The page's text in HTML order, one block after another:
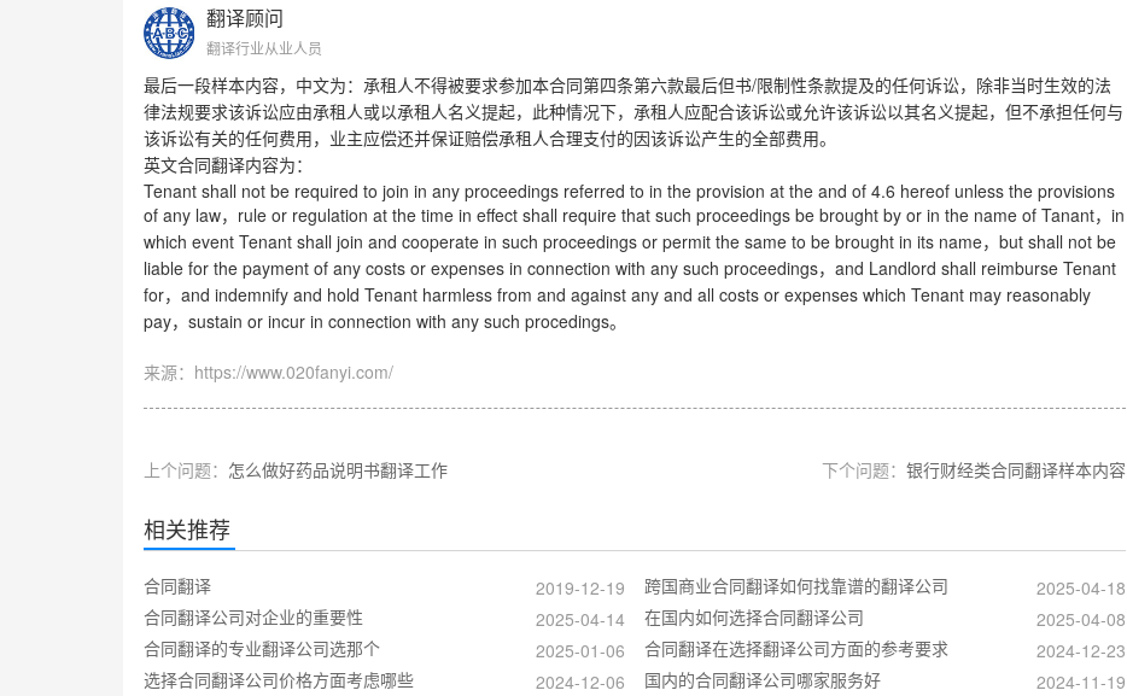
翻译顾问
翻译行业从业人员
最后一段样本内容，中文为：承租人不得被要求参加本合同第四条第六款最后但书/限制性条款提及的任何诉讼，除非当时生效的法
律法规要求该诉讼应由承租人或以承租人名义提起，此种情况下，承租人应配合该诉讼或允许该诉讼以其名义提起，但不承担任何与
该诉讼有关的任何费用，业主应偿还并保证赔偿承租人合理支付的因该诉讼产生的全部费用。
英文合同翻译内容为：
Tenant shall not be required to join in any proceedings referred to in the provision at the and of 4.6 hereof unless the provisions
of any law， rule or regulation at the time in effect shall require that such proceedings be brought by or in the name of Tanant， in
which event Tenant shall join and cooperate in such proceedings or permit the same to be brought in its name， but shall not be
liable for the payment of any costs or expenses in connection with any such proceedings， and Landlord shall reimburse Tenant
for， and indemnify and hold Tenant harmless from and against any and all costs or expenses which Tenant may reasonably
pay， sustain or incur in connection with any such procedings。
来源：https://www.020fanyi.com/
上个问题： 怎么做好药品说明书翻译工作 下个问题： 银行财经类合同翻译样本内容
相关推荐
合同翻译 2019-12-19 跨国商业合同翻译如何找靠谱的翻译公司
2025-04-18
合同翻译公司对企业的重要性
2025-04-14 在国内如何选择合同翻译公司
2025-04-08
合同翻译的专业翻译公司选那个
2025-01-06 合同翻译在选择翻译公司方面的参考要求
2024-12-23
选择合同翻译公司价格方面考虑哪些
2024-12-06 国内的合同翻译公司哪家服务好
2024-11-19